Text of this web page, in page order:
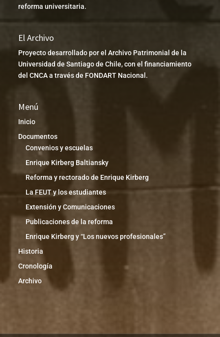
reforma universitaria.
El Archivo
Proyecto desarrollado por el Archivo Patrimonial de la
Universidad de Santiago de Chile, con el financiamiento
del CNCA a través de FONDART Nacional.
Menú
Inicio
Documentos
Convenios y escuelas
Enrique Kirberg Baltiansky
Reforma y rectorado de Enrique Kirberg
La FEUT y los estudiantes
Extensión y Comunicaciones
Publicaciones de la reforma
Enrique Kirberg y “Los nuevos profesionales”
Historia
Cronología
Archivo